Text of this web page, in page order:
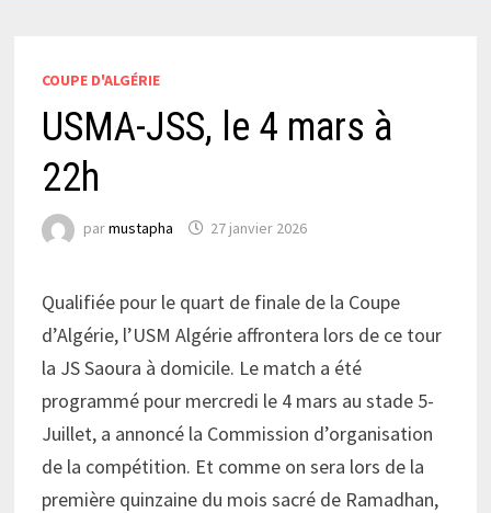
COUPE D'ALGÉRIE
USMA-JSS, le 4 mars à
22h
parmustapha 27 janvier 2026
Qualifiée pour le quart de finale de la Coupe
d’Algérie, l’USM Algérie affrontera lors de ce tour
la JS Saoura à domicile. Le match a été
programmé pour mercredi le 4 mars au stade 5-
Juillet, a annoncé la Commission d’organisation
de la compétition. Et comme on sera lors de la
première quinzaine du mois sacré de Ramadhan,